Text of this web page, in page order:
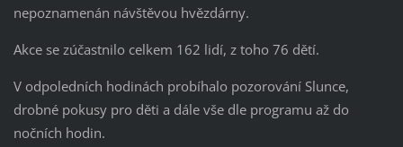
nepoznamenán návštěvou hvězdárny.
Akce se zúčastnilo celkem 162 lidí, z toho 76 dětí.
V odpoledních hodinách probíhalo pozorování Slunce,
drobné pokusy pro děti a dále vše dle programu až do
nočních hodin.